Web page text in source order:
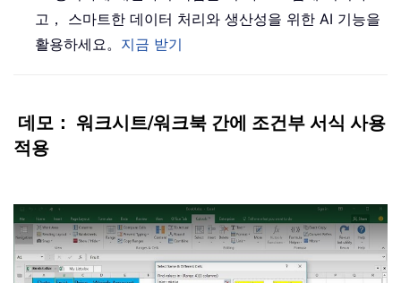
고， 스마트한 데이터 처리와 생산성을 위한 AI 기능을
활용하세요。 지금 받기
데모： 워크시트/워크북 간에 조건부 서식 사용
적용